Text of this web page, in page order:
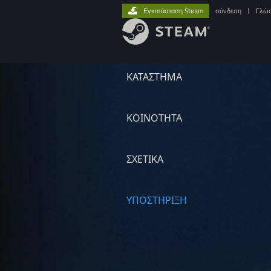
ΚΑΤΑΣΤΗΜΑ
ΚΟΙΝΟΤΗΤΑ
ΣΧΕΤΙΚΆ
ΥΠΟΣΤΗΡΙΞΗ
Εγκατάσταση Steam σύνδεση